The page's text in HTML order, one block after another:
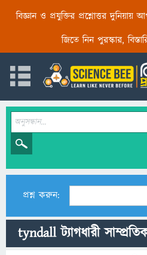
বিজ্ঞান ও প্রযুক্তির প্রশ্নোত্তর দুনিয়ায়
জিতে নিন পুরস্কার,
প্রশ্ন করুন:
tyndall ট্যাগধারী